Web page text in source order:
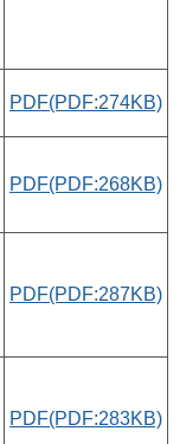
PDF(PDF:274KB)
PDF(PDF:268KB)
PDF(PDF:287KB)
PDF(PDF:283KB)